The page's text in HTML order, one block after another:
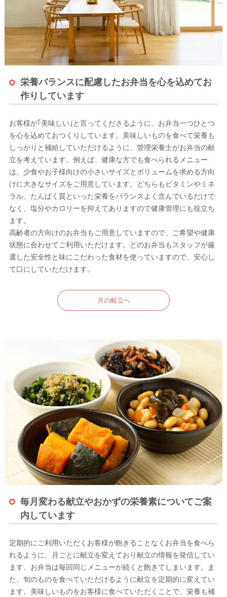
栄養バランスに配慮したお弁当を心を込めてお
作りしています
お客様が｢美味しい｣と言ってくださるように、お弁当一つひとつ
を心を込めておつくりしています。美味しいものを食べて栄養も
しっかりと補給していただけるように、管理栄養士がお弁当の献
立を考えています。例えば、健康な方でも食べられるメニュー
は、少食やお子様向けの小さいサイズとボリュームを求める方向
けに大きなサイズをご用意しています。どちらもビタミンやミネ
ラル、たんぱく質といった栄養をバランスよく含んでいるだけで
なく、塩分やカロリーを抑えてありますので健康管理にも役立ち
ます。
高齢者の方向けのお弁当もご用意していますので、ご希望や健康
状態に合わせてご利用いただけます。どのお弁当もスタッフが厳
選した安全性と味にこだわった食材を使っていますので、安心し
て口にしていただけます。
月の献立へ
毎月変わる献立やおかずの栄養素についてご案
内しています
定期的にご利用いただくお客様が飽きることなくお弁当を食べら
れるように、月ごとに献立を変えており献立の情報を発信してい
ます。お弁当は毎回同じメニューが続くと飽きてしまいます。ま
た、旬のものを食べていただけるように献立を定期的に変えてい
ます。美味しいものをお客様に食べていただくことで、栄養も補